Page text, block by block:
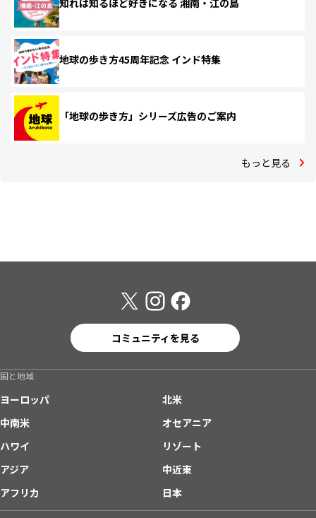
知れば知るほど好きになる 湘南・江の島
地球の歩き方45周年記念 インド特集
「地球の歩き方」シリーズ広告のご案内
もっと見る
コミュニティを見る
国と地域
ヨーロッパ
北米
中南米
オセアニア
ハワイ
リゾート
アジア
中近東
アフリカ
日本